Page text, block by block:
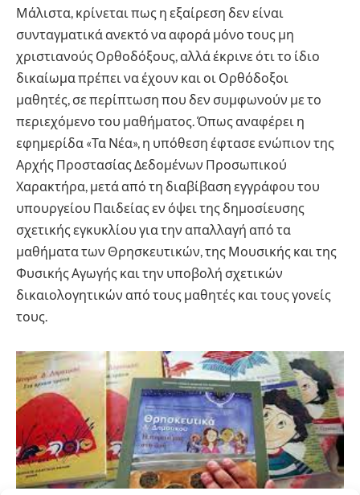
Μάλιστα, κρίνεται πως η εξαίρεση δεν είναι
συνταγματικά ανεκτό να αφορά μόνο τους μη
χριστιανούς Ορθοδόξους, αλλά έκρινε ότι το ίδιο
δικαίωμα πρέπει να έχουν και οι Ορθόδοξοι
μαθητές, σε περίπτωση που δεν συμφωνούν με το
περιεχόμενο του μαθήματος. Όπως αναφέρει η
εφημερίδα «Τα Νέα», η υπόθεση έφτασε ενώπιον της
Αρχής Προστασίας Δεδομένων Προσωπικού
Χαρακτήρα, μετά από τη διαβίβαση εγγράφου του
υπουργείου Παιδείας εν όψει της δημοσίευσης
σχετικής εγκυκλίου για την απαλλαγή από τα
μαθήματα των Θρησκευτικών, της Μουσικής και της
Φυσικής Αγωγής και την υποβολή σχετικών
δικαιολογητικών από τους μαθητές και τους γονείς
τους.